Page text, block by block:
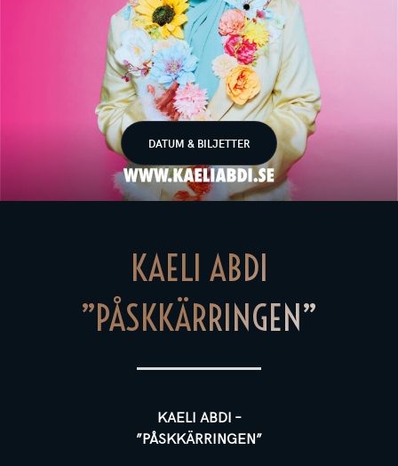
DATUM & BILJETTER
KAELI ABDI
”PÅSKKÄRRINGEN”
KAELI ABDI –
”PÅSKKÄRRINGEN”